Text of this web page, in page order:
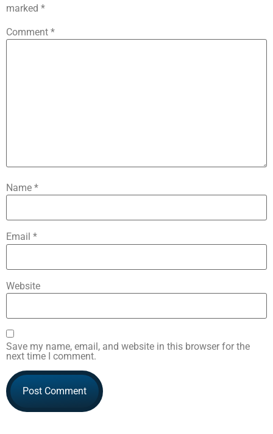
marked *
Comment *
Name *
Email *
Website
Save my name, email, and website in this browser for the
next time I comment.